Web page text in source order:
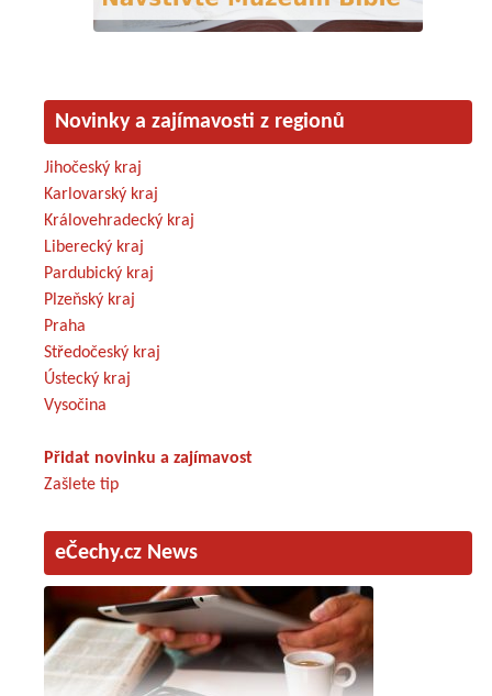
Novinky a zajímavosti z regionů
Jihočeský kraj
Karlovarský kraj
Královehradecký kraj
Liberecký kraj
Pardubický kraj
Plzeňský kraj
Praha
Středočeský kraj
Ústecký kraj
Vysočina
Přidat novinku a zajímavost
Zašlete tip
eČechy.cz News